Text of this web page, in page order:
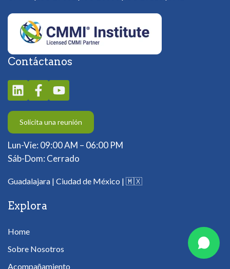
Contáctanos
Solicita una reunión
Lun-Vie: 09:00 AM – 06:00 PM
Sáb-Dom: Cerrado
Guadalajara | Ciudad de México | 🇲🇽
Explora
Home
Sobre Nosotros
Acompañamiento